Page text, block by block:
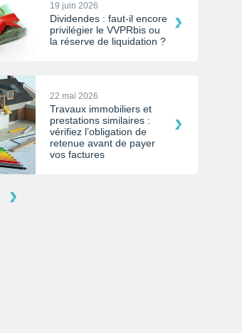
19 juin 2026
Dividendes : faut-il encore
privilégier le VVPRbis ou
la réserve de liquidation ?
22 mai 2026
Travaux immobiliers et
prestations similaires :
vérifiez l’obligation de
retenue avant de payer
vos factures